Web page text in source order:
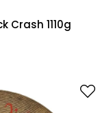
Crash 1110g